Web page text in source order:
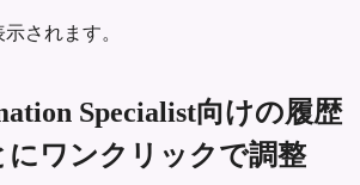
されます。
Specialist向けの履歴
にワンクリックで調整